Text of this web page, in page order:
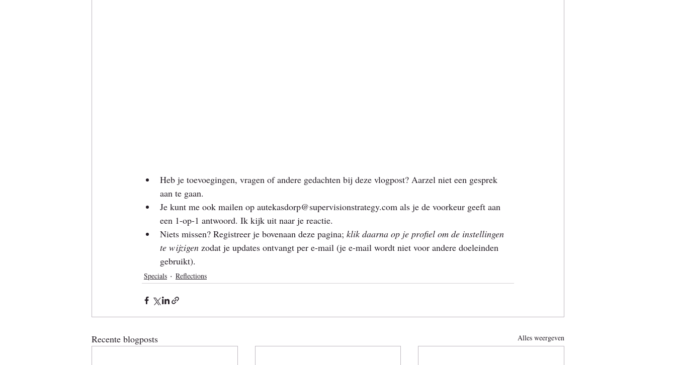
Heb je toevoegingen, vragen of andere gedachten bij deze vlogpost? Aarzel niet een gesprek
aan te gaan.
Je kunt me ook mailen op autekasdorp@supervisionstrategy.com als je de voorkeur geeft aan
een 1-op-1 antwoord. Ik kijk uit naar je reactie.
Niets missen? Registreer je bovenaan deze pagina; klik daarna op je profiel om de instellingen
te wijzigen zodat je updates ontvangt per e-mail (je e-mail wordt niet voor andere doeleinden
gebruikt).
Specials Reflections
Recente blogposts Alles weergeven